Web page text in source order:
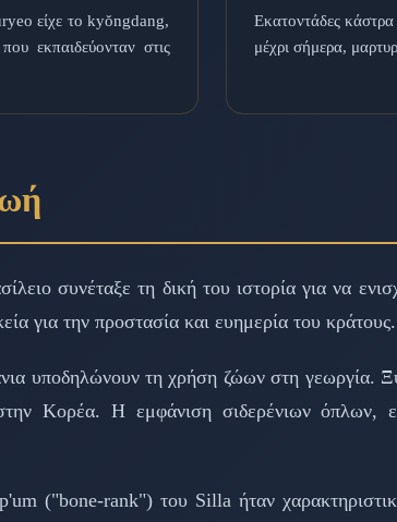
είχε το kyŏngdang,
εκπαιδεύονταν στις
Εκατοντάδες
μέχρι σήμερα,
συνέταξε τη δική του ιστορία για να
για την προστασία και ευημερία του κράτους.
υποδηλώνουν τη χρήση ζώων στη γεωργία.
Κορέα. Η εμφάνιση σιδερένιων όπλων,
("bone-rank") του Silla ήταν